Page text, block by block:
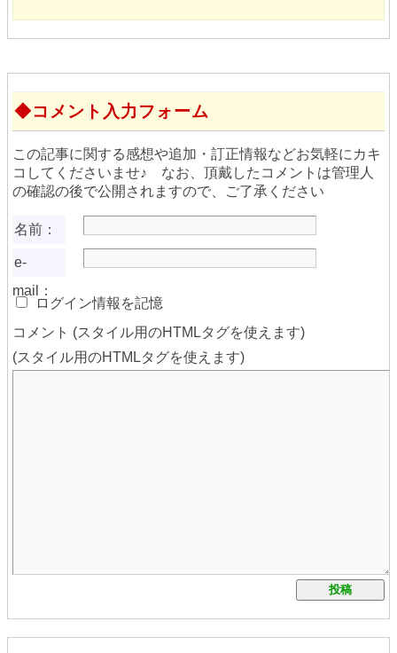
コメント入力フォーム
この記事に関する感想や追加・訂正情報などお気軽にカキ
コしてくださいませ♪ なお、頂戴したコメントは管理人
の確認の後で公開されますので、ご了承ください
名前：
e-
mail：
ログイン情報を記憶
コメント (スタイル用のHTMLタグを使えます)
(スタイル用のHTMLタグを使えます)